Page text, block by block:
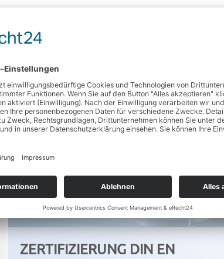
PRÄSENZSEMINARE
ZERTIFIZIERUNG DIN EN